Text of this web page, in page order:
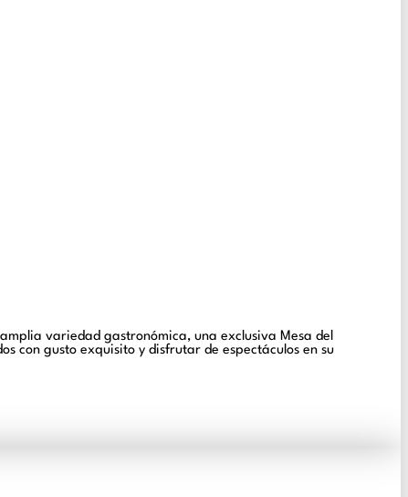
variedad gastronómica, una exclusiva Mesa del
con gusto exquisito y disfrutar de espectáculos en su